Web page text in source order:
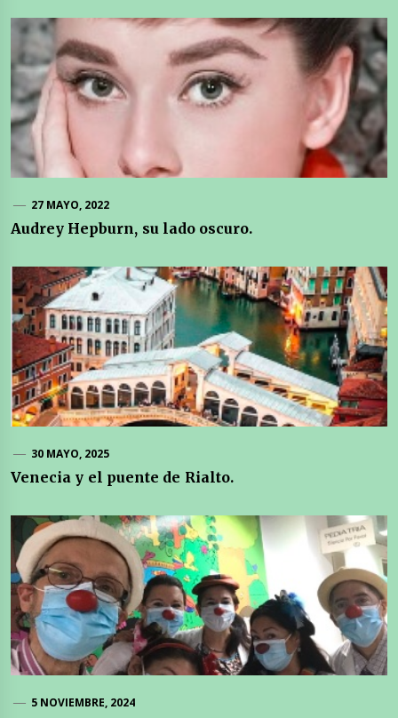
27 MAYO, 2022
Audrey Hepburn, su lado oscuro.
30 MAYO, 2025
Venecia y el puente de Rialto.
5 NOVIEMBRE, 2024